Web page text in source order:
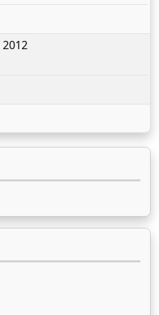
2012